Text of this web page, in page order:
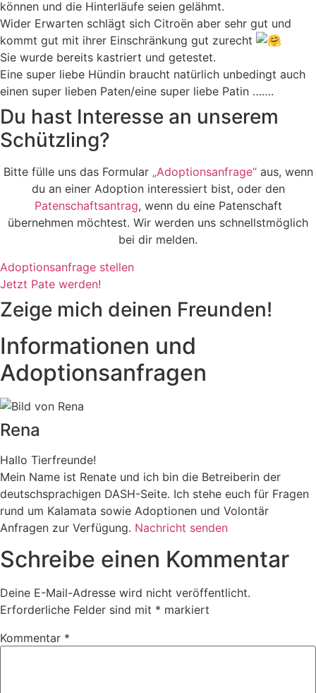
können und die Hinterläufe seien gelähmt.
Wider Erwarten schlägt sich Citroën aber sehr gut und
kommt gut mit ihrer Einschränkung gut zurecht
Sie wurde bereits kastriert und getestet.
Eine super liebe Hündin braucht natürlich unbedingt auch
einen super lieben Paten/eine super liebe Patin …….
Du hast Interesse an unserem
Schützling?
Bitte fülle uns das Formular „Adoptionsanfrage“aus, wenn
du an einer Adoption interessiert bist, oder den
Patenschaftsantrag, wenn du eine Patenschaft
übernehmen möchtest. Wir werden uns schnellstmöglich
bei dir melden.
Adoptionsanfrage stellen
Jetzt Pate werden!
Zeige mich deinen Freunden!
Informationen und
Adoptionsanfragen
Rena
Hallo Tierfreunde!
Mein Name ist Renate und ich bin die Betreiberin der
deutschsprachigen DASH-Seite. Ich stehe euch für Fragen
rund um Kalamata sowie Adoptionen und Volontär
Anfragen zur Verfügung. Nachricht senden
Schreibe einen Kommentar
Deine E-Mail-Adresse wird nicht veröffentlicht.
Erforderliche Felder sind mit * markiert
Kommentar *